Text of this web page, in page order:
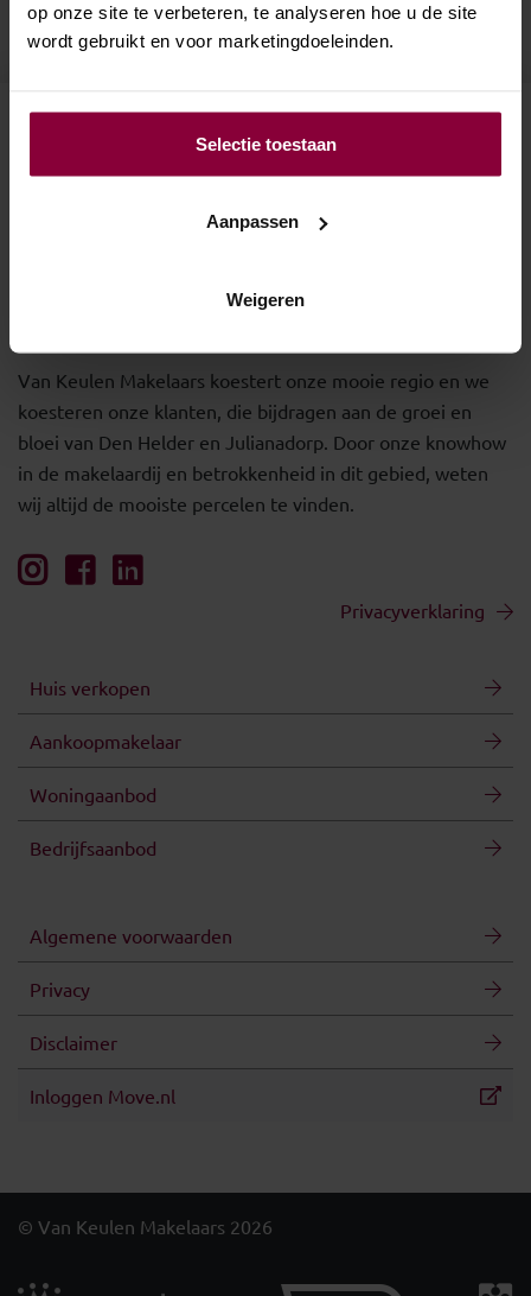
op onze site te verbeteren, te analyseren hoe u de site
wordt gebruikt en voor marketingdoeleinden.
Selectie toestaan
Aanpassen
Weigeren
Van Keulen Makelaars koestert onze mooie regio en we
koesteren onze klanten, die bijdragen aan de groei en
bloei van Den Helder en Julianadorp. Door onze knowhow
in de makelaardij en betrokkenheid in dit gebied, weten
wij altijd de mooiste percelen te vinden.
Privacyverklaring
Huis verkopen
Aankoopmakelaar
Woningaanbod
Bedrijfsaanbod
Algemene voorwaarden
Privacy
Disclaimer
Inloggen Move.nl
© Van Keulen Makelaars 2026